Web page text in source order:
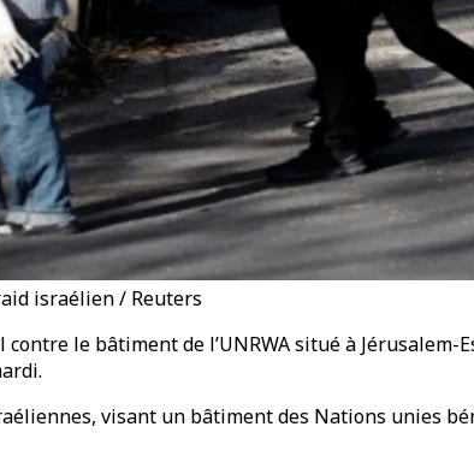
israélien / Reuters
le bâtiment de l’UNRWA situé à
visant un bâtiment des Nations unies